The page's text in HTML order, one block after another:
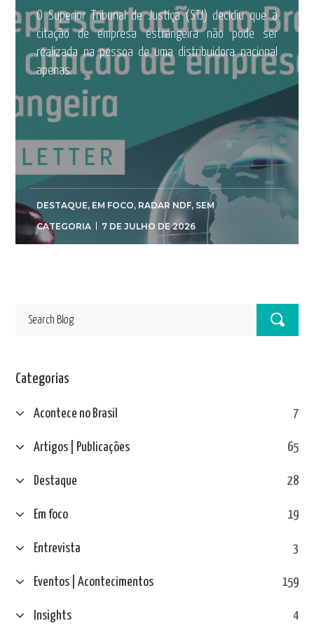
O Superior Tribunal de Justiça (STJ) decidiu que a
citação de empresa estrangeira não pode ser
realizada na pessoa de uma distribuidora nacional
apenas...
DESTAQUE, EM FOCO, RADAR NDF, SEM
CATEGORIA
7 DE JULHO DE 2026
Categorias
Acontece no Brasil 7
Artigos | Publicações 65
Destaque 28
Em foco 19
Entrevista 3
Eventos | Acontecimentos 159
Insights 4